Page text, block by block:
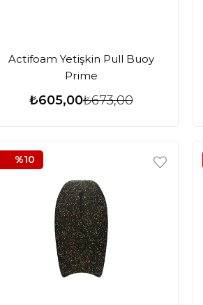
Actifoam Yetişkin Pull Buoy
Prime
₺605,00₺673,00
%10